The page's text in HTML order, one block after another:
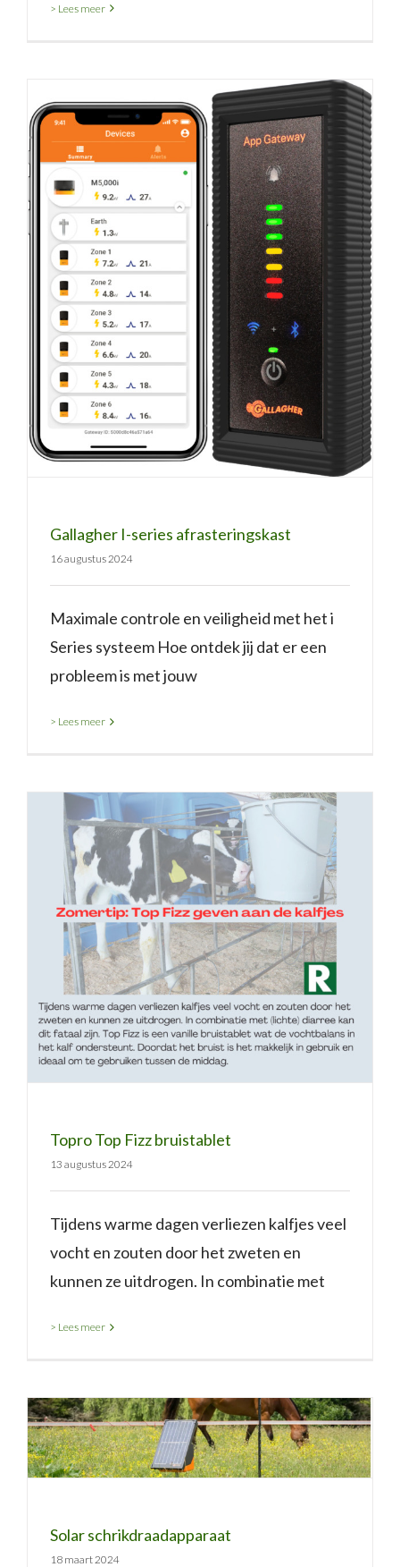
> Lees meer
Gallagher I-series afrasteringskast
Gallagher I-series afrasteringskast
16 augustus 2024
Maximale controle en veiligheid met het i
Series systeem Hoe ontdek jij dat er een
probleem is met jouw
> Lees meer
Topro Top Fizz bruistablet
Topro Top Fizz bruistablet
13 augustus 2024
Tijdens warme dagen verliezen kalfjes veel
vocht en zouten door het zweten en
kunnen ze uitdrogen. In combinatie met
> Lees meer
Solar schrikdraadapparaat
Solar schrikdraadapparaat
18 maart 2024